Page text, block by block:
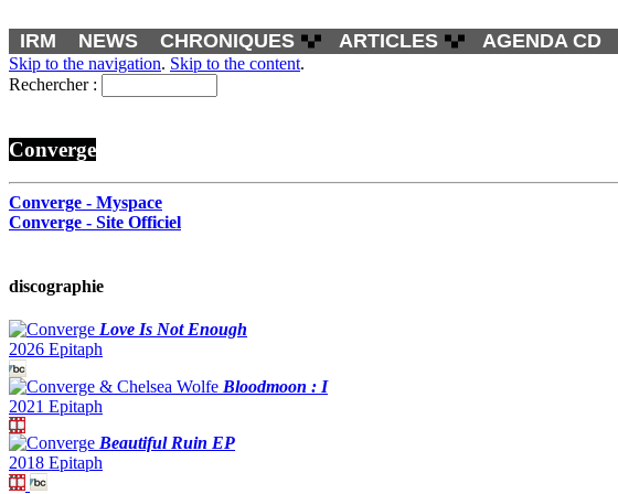
IRM NEWS CHRONIQUES ARTICLES AGENDA CD
Skip to the navigation. Skip to the content.
Rechercher :
Converge
Converge - Myspace
Converge - Site Officiel
discographie
Love Is Not Enough
2026 Epitaph
Bloodmoon : I
2021 Epitaph
Beautiful Ruin EP
2018 Epitaph